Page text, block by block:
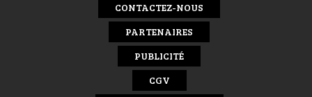
CONTACTEZ-NOUS
PARTENAIRES
PUBLICITÉ
CGV